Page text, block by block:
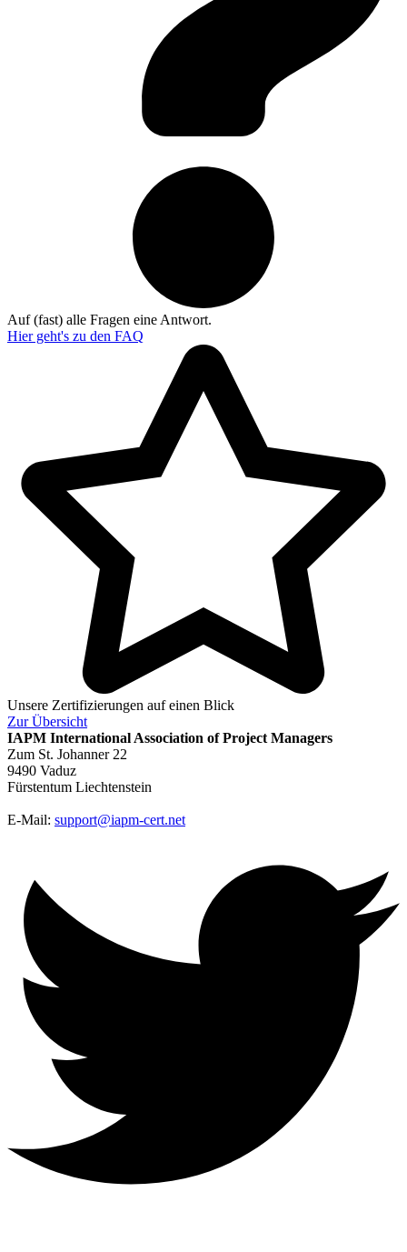
Auf (fast) alle Fragen eine Antwort.
Hier geht's zu den FAQ
Unsere Zertifizierungen auf einen Blick
ZurÜbersicht
IAPM International Association of Project Managers
Zum St. Johanner 22
9490 Vaduz
Fürstentum Liechtenstein
E-Mail: support@iapm-cert.net